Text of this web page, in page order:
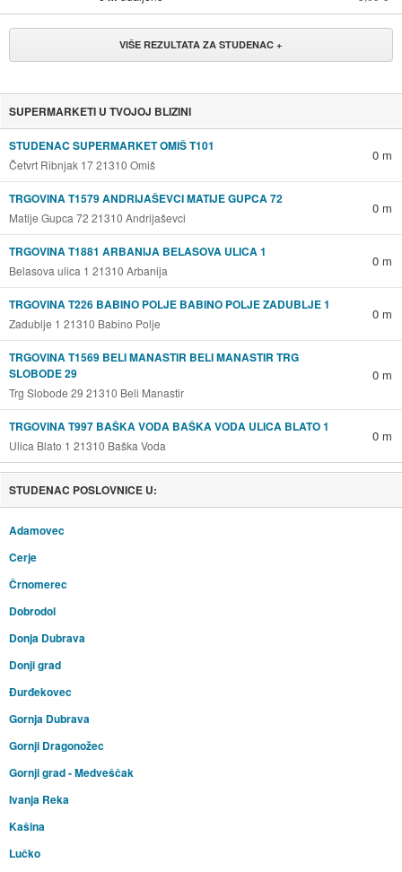
VIŠE REZULTATA ZA STUDENAC +
SUPERMARKETI U TVOJOJ BLIZINI
STUDENAC SUPERMARKET OMIŠ T101
Četvrt Ribnjak 17 21310 Omiš
0 m
TRGOVINA T1579 ANDRIJAŠEVCI MATIJE GUPCA 72
Matije Gupca 72 21310 Andrijaševci
0 m
TRGOVINA T1881 ARBANIJA BELASOVA ULICA 1
Belasova ulica 1 21310 Arbanija
0 m
TRGOVINA T226 BABINO POLJE BABINO POLJE ZADUBLJE 1
Zadublje 1 21310 Babino Polje
0 m
TRGOVINA T1569 BELI MANASTIR BELI MANASTIR TRG
SLOBODE 29
Trg Slobode 29 21310 Beli Manastir
0 m
TRGOVINA T997 BAŠKA VODA BAŠKA VODA ULICA BLATO 1
Ulica Blato 1 21310 Baška Voda
0 m
STUDENAC POSLOVNICE U:
Adamovec
Cerje
Črnomerec
Dobrodol
Donja Dubrava
Donji grad
Đurđekovec
Gornja Dubrava
Gornji Dragonožec
Gornji grad - Medveščak
Ivanja Reka
Kašina
Lučko